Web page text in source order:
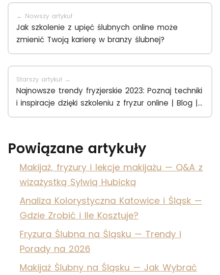
← Nowszy artykuł
Jak szkolenie z upięć ślubnych online może
zmienić Twoją karierę w branży ślubnej?
Starszy artykuł →
Najnowsze trendy fryzjerskie 2023: Poznaj techniki
i inspiracje dzięki szkoleniu z fryzur online | Blog |
Sylwia Hubicka
Powiązane artykuły
Makijaż, fryzury i lekcje makijażu — Q&A z
wizażystką Sylwią Hubicką
Analiza Kolorystyczna Katowice i Śląsk —
Gdzie Zrobić i Ile Kosztuje?
Fryzura Ślubna na Śląsku — Trendy i
Porady na 2026
Makijaż Ślubny na Śląsku — Jak Wybrać